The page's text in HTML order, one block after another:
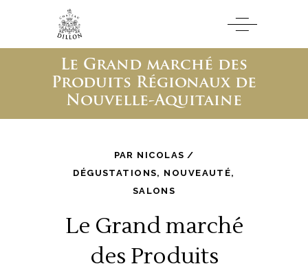
Le Grand marché des
Produits Régionaux de
Nouvelle-Aquitaine
PAR NICOLAS
DÉGUSTATIONS, NOUVEAUTÉ,
SALONS
Le Grand marché
des Produits